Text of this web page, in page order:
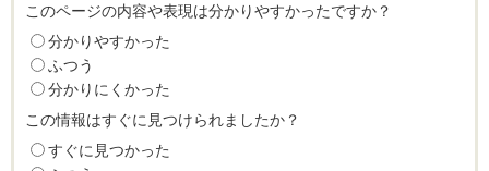
このページの内容や表現は分かりやすかったですか？
分かりやすかった
ふつう
分かりにくかった
この情報はすぐに見つけられましたか？
すぐに見つかった